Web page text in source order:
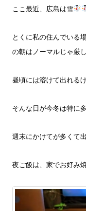
ここ最近、広島は雪
とくに私の住んでいる
の朝はノーマルじゃ厳
昼頃には溶けて出れる
そんな日が今冬は特に多
週末にかけてが多くて
夜ご飯は、家でお好み